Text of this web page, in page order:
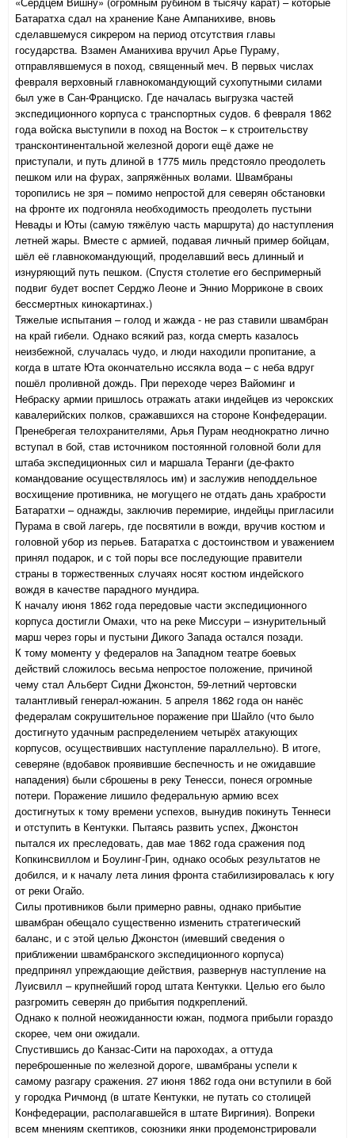
Батаратха сдал на хранение Кане Ампанихиве, вновь
сделавшемуся сикрером на период отсутствия главы
государства. Взамен Аманихива вручил Арье Пураму,
отправлявшемуся в поход, священный меч. В первых числах
февраля верховный главнокомандующий сухопутными силами
был уже в Сан-Франциско. Где началась выгрузка частей
экспедиционного корпуса с транспортных судов. 6 февраля 1862
года войска выступили в поход на Восток – к строительству
трансконтинентальной железной дороги ещё даже не
приступали, и путь длиной в 1775 миль предстояло преодолеть
пешком или на фурах, запряжённых волами. Швамбраны
торопились не зря – помимо непростой для северян обстановки
на фронте их подгоняла необходимость преодолеть пустыни
Невады и Юты (самую тяжёлую часть маршрута) до наступления
летней жары. Вместе с армией, подавая личный пример бойцам,
шёл её главнокомандующий, проделавший весь длинный и
изнуряющий путь пешком. (Спустя столетие его беспримерный
подвиг будет воспет Серджо Леоне и Эннио Морриконе в своих
бессмертных кинокартинах.)
Тяжелые испытания – голод и жажда - не раз ставили швамбран
на край гибели. Однако всякий раз, когда смерть казалось
неизбежной, случалась чудо, и люди находили пропитание, а
когда в штате Юта окончательно иссякла вода – с неба вдруг
пошёл проливной дождь. При переходе через Вайоминг и
Небраску армии пришлось отражать атаки индейцев из черокских
кавалерийских полков, сражавшихся на стороне Конфедерации.
Пренебрегая телохранителями, Арья Пурам неоднократно лично
вступал в бой, став источником постоянной головной боли для
штаба экспедиционных сил и маршала Теранги (де-факто
командование осуществлялось им) и заслужив неподдельное
восхищение противника, не могущего не отдать дань храбрости
Батаратхи – однажды, заключив перемирие, индейцы пригласили
Пурама в свой лагерь, где посвятили в вожди, вручив костюм и
головной убор из перьев. Батаратха с достоинством и уважением
принял подарок, и с той поры все последующие правители
страны в торжественных случаях носят костюм индейского
вождя в качестве парадного мундира.
К началу июня 1862 года передовые части экспедиционного
корпуса достигли Омахи, что на реке Миссури – изнурительный
марш через горы и пустыни Дикого Запада остался позади.
К тому моменту у федералов на Западном театре боевых
действий сложилось весьма непростое положение, причиной
чему стал Альберт Сидни Джонстон, 59-летний чертовски
талантливый генерал-южанин. 5 апреля 1862 года он нанёс
федералам сокрушительное поражение при Шайло (что было
достигнуто удачным распределением четырёх атакующих
корпусов, осуществивших наступление параллельно). В итоге,
северяне (вдобавок проявившие беспечность и не ожидавшие
нападения) были сброшены в реку Тенесси, понеся огромные
потери. Поражение лишило федеральную армию всех
достигнутых к тому времени успехов, вынудив покинуть Теннеси
и отступить в Кентукки. Пытаясь развить успех, Джонстон
пытался их преследовать, дав мае 1862 года сражения под
Копкинсвиллом и Боулинг-Грин, однако особых результатов не
добился, и к началу лета линия фронта стабилизировалась к югу
от реки Огайо.
Силы противников были примерно равны, однако прибытие
швамбран обещало существенно изменить стратегический
баланс, и с этой целью Джонстон (имевший сведения о
приближении швамбранского экспедиционного корпуса)
предпринял упреждающие действия, развернув наступление на
Луисвилл – крупнейший город штата Кентукки. Целью его было
разгромить северян до прибытия подкреплений.
Однако к полной неожиданности южан, подмога прибыли гораздо
скорее, чем они ожидали.
Спустившись до Канзас-Сити на пароходах, а оттуда
переброшенные по железной дороге, швамбраны успели к
самому разгару сражения. 27 июня 1862 года они вступили в бой
у городка Ричмонд (в штате Кентукки, не путать со столицей
Конфедерации, располагавшейся в штате Виргиния). Вопреки
всем мнениям скептиков, союзники янки продемонстрировали